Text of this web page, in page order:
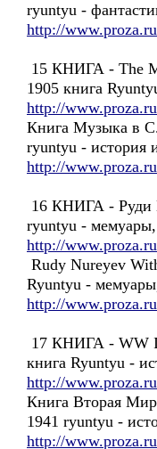
ryuntyu -
http://
15 КНИГА - The
1905 книга
http://
Книга Музыка в
ryuntyu - история
http://
16 КНИГА - Руди
ryuntyu -
http://
Rudy Nureyev
Ryuntyu -
http://
17 КНИГА - WW
книга Ryuntyu -
http://
Книга Вторая
1941 ryuntyu -
http://